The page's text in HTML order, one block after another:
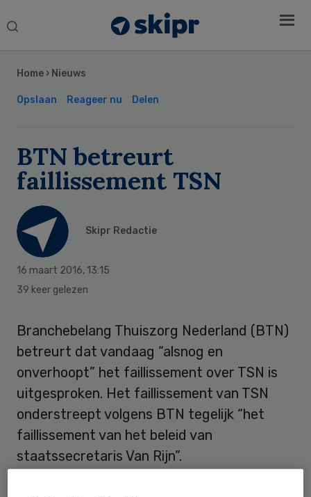
Search
Home › Nieuws
Opslaan Reageer nu Delen
BTN betreurt
faillissement TSN
Skipr Redactie
16 maart 2016, 13:15
39 keer gelezen
Branchebelang Thuiszorg Nederland (BTN)
betreurt dat vandaag “alsnog en
onverhoopt” het faillissement over TSN is
uitgesproken. Het faillissement van TSN
onderstreept volgens BTN tegelijk “het
faillissement van het beleid van
staatssecretaris Van Rijn”.
Sidebar